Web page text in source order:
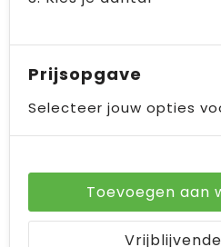
Prijsopgave
Selecteer jouw opties
Toevoegen aan